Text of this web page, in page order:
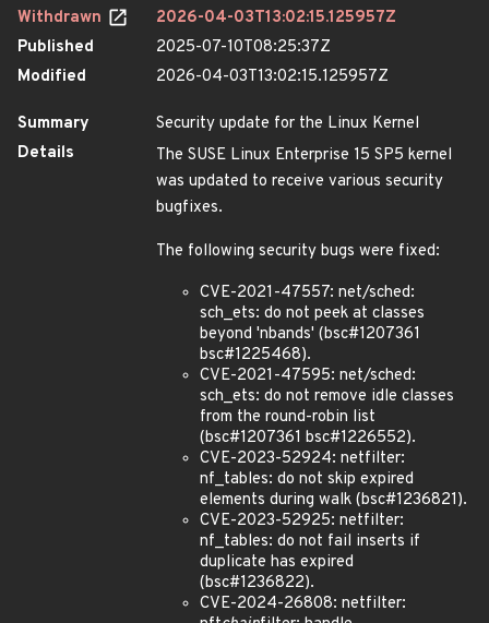
Withdrawn
2026-04-03T13:02:15.125957Z
Published
2025-07-10T08:25:37Z
Modified
2026-04-03T13:02:15.125957Z
Summary
Security update for the Linux Kernel
Details
The SUSE Linux Enterprise 15 SP5 kernel
was updated to receive various security
bugfixes.
The following security bugs were fixed:
CVE-2021-47557: net/sched:
sch_ets: do not peek at classes
beyond 'nbands' (bsc#1207361
bsc#1225468).
CVE-2021-47595: net/sched:
sch_ets: do not remove idle classes
from the round-robin list
(bsc#1207361 bsc#1226552).
CVE-2023-52924: netfilter:
nf_tables: do not skip expired
elements during walk (bsc#1236821).
CVE-2023-52925: netfilter:
nf_tables: do not fail inserts if
duplicate has expired
(bsc#1236822).
CVE-2024-26808: netfilter: